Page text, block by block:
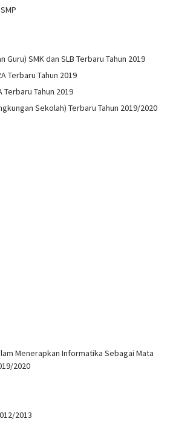
Guru) SMK dan SLB Terbaru Tahun 2019
Terbaru Tahun 2019
Terbaru Tahun 2019
Sekolah) Terbaru Tahun 2019/2020
Menerapkan Informatika Sebagai Mata
2020
2013